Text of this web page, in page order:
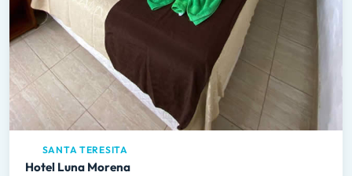
SANTA TERESITA
Hotel Luna Morena